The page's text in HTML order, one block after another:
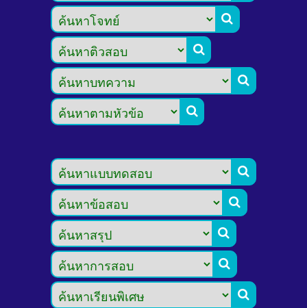








